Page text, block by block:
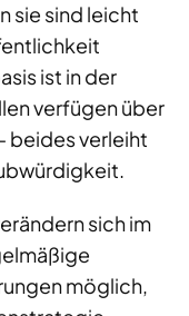
sie sind leicht
ist in der
verfügen über
beides verleiht
sich im
möglich,